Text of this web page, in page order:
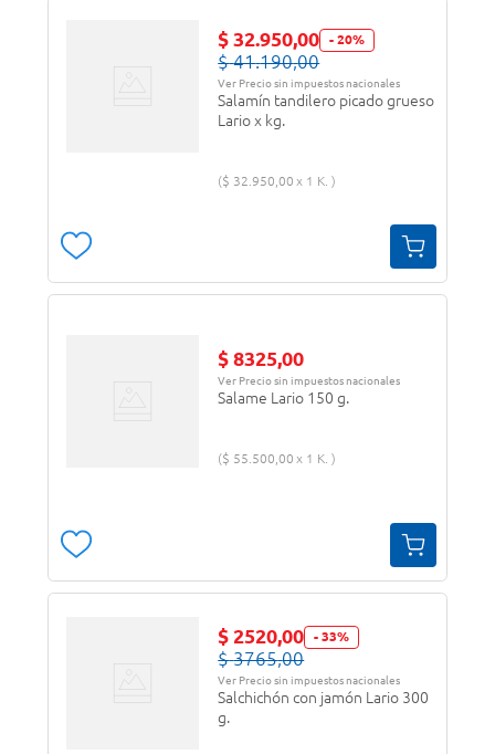
$ 32.950,00 -20%
$ 41.190,00
Ver Precio sin impuestos nacionales
Salamín tandilero picado grueso
Lario x kg.
$ 32 950 ,00 1 K.
$ 8325,00
Ver Precio sin impuestos nacionales
Salame Lario 150 g.
$ 55 500 ,00 1 K.
$ 2520,00 -33%
$ 3765,00
Ver Precio sin impuestos nacionales
Salchichón con jamón Lario 300
g.